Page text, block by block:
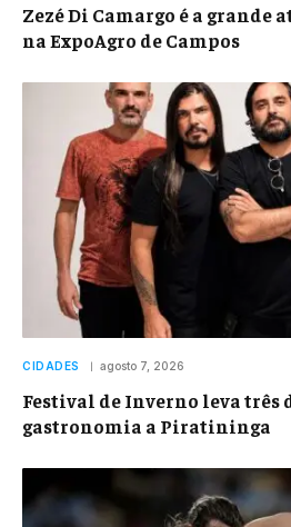
Zezé Di Camargo é a grande
na ExpoAgro de Campos
CIDADES agosto 7, 2026
Festival de Inverno leva três
gastronomia a Piratininga